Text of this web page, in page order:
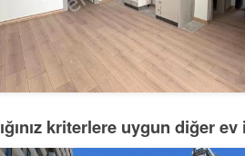
kriterlere uygun diğer